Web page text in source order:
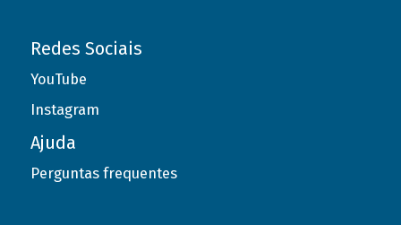
Redes Sociais
YouTube
Instagram
Ajuda
Perguntas frequentes